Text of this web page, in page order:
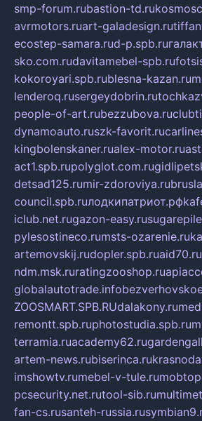
smp-forum.rubastion-td.ru
avrmotors.ruart-galadesign.ru
ecostep-samara.rud-p.spb.ru
sko.com.rudavitamebel-spb.ru
kokoroyari.spb.rublesna-kazan.ru
lenderoq.rusergeydobrin.ru
people-of-art.rubezzubova.ru
dynamoauto.ruszk-favorit.ru
kingbolenskaner.rualex-motor.ru
act1.spb.rupolyglot.com.ru
detsad125.rumir-zdoroviya.ru
council.spb.ruлодкипатриот.рф
iclub.net.rugazon-easy.ru
pylesostineco.rumsts-ozarenie.ru
artemovskij.rudopler.spb.ruaid70.ru
ndm.msk.ruratingzooshop.ru
globalautotrade.info
ZOOSMART.SPB.RUdalakony.ru
remontt.spb.ruphotostudia.spb.ru
terramia.ruacademy62.ru
artem-news.rubiserinca.ru
imshowtv.rumebel-v-tule.ru
pcsecurity.net.rutool-sib.ru
fan-cs.rusanteh-russia.ru